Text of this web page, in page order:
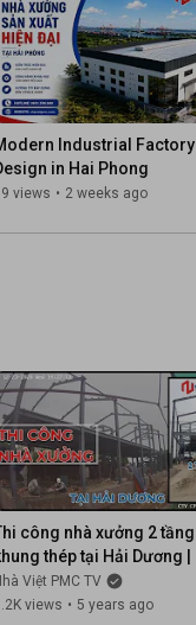
Industrial Factory
in Hai Phong
views • 2 weeks ago
công nhà xưởng 2 tầng
thép tại Hải Dương |
dựng nhà xưởng công
| Nhà Việt PMC
Việt PMC TV
views • 5 years ago